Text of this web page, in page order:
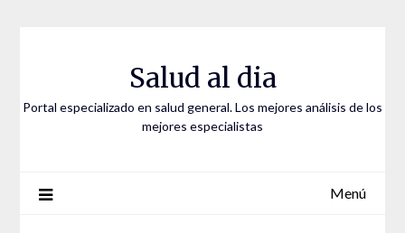
Salud al dia
Portal especializado en salud general. Los mejores análisis de los
mejores especialistas
Menú